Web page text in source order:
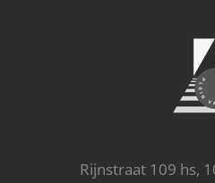
Rijnstraat 109 hs,